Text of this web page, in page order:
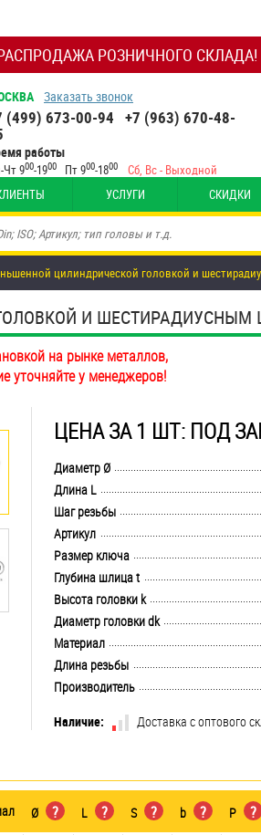
РОЗНИЧНОГО СКЛАДА!
Заказать звонок
(499) 673-00-94 +7 (963) 670-48-
работы
Чт 900-1900 Пт 900-1800 Сб, Вс - Выходной
УСЛУГИ СКИДКИ
цилиндрической головкой и
И ШЕСТИРАДИУСНЫМ
на рынке металлов,
уточняйте у менеджеров!
ЦЕНА ЗА 1 ШТ: ПОД
Диаметр Ø
Длина L
Шаг резьбы
Артикул
Размер ключа
Глубина шлица t
Высота головки k
Диаметр головки dk
Материал
Длина резьбы
Производитель
Наличие:
Доставка с оптового
Ø ? L ? S ? b ? P ?